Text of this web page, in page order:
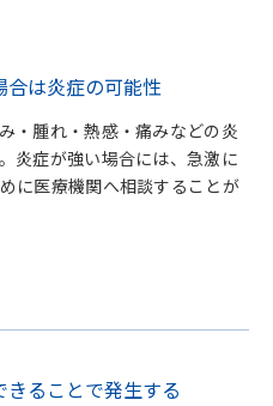
合は炎症の可能性
・腫れ・熱感・痛みなどの炎
炎症が強い場合には、急激に
に医療機関へ相談することが
ることで発生する